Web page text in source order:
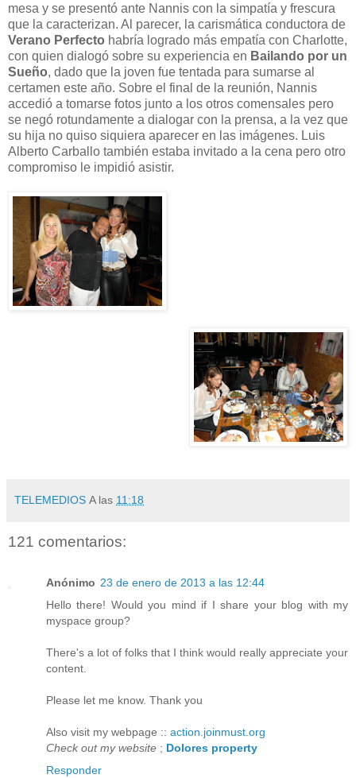
mesa y se presentó ante Nannis con la simpatía y frescura
que la caracterizan. Al parecer, la carismática conductora de
Verano Perfecto habría logrado más empatía con Charlotte,
con quien dialogó sobre su experiencia en Bailando por un
Sueño, dado que la joven fue tentada para sumarse al
certamen este año. Sobre el final de la reunión, Nannis
accedió a tomarse fotos junto a los otros comensales pero
se negó rotundamente a dialogar con la prensa, a la vez que
su hija no quiso siquiera aparecer en las imágenes. Luis
Alberto Carballo también estaba invitado a la cena pero otro
compromiso le impidió asistir.
TELEMEDIOS A las 11:18
121 comentarios:
Anónimo 23 de enero de 2013 a las 12:44
Hello there! Would you mind if I share your blog with my
myspace group?
There's a lot of folks that I think would really appreciate your
content.
Please let me know. Thank you
Also visit my webpage :: action.joinmust.org
Check out my website ; Dolores property
Responder